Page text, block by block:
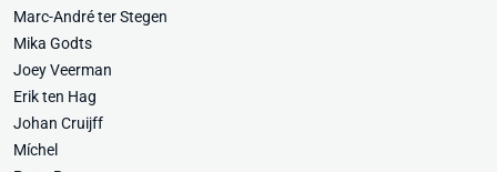
Marc-André ter Stegen
Mika Godts
Joey Veerman
Erik ten Hag
Johan Cruijff
Míchel